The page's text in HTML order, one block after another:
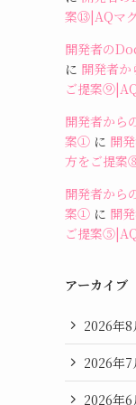
案⑬|AQマ
開発者の
に 開発者
ご提案
開発者から
案① に 開
方をご提案
開発者から
案① に 開
ご提案
アーカイブ
2026年8
2026年7
2026年6